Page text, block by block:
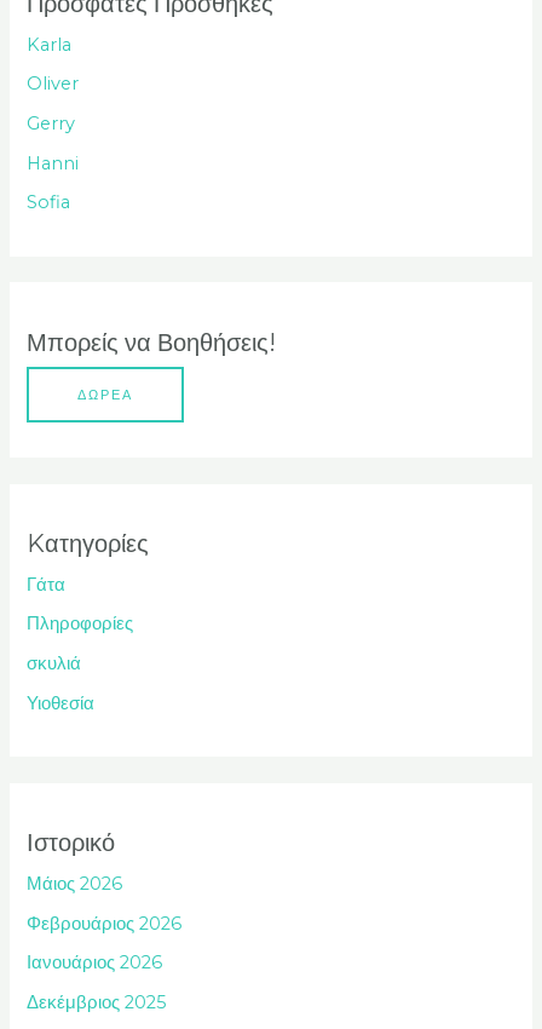
τ
γ
ι
Karla
Oliver
Gerry
Hanni
Sofia
Μπορείς να Βοηθήσεις!
ΔΩΡΕΑ
Kατηγορίες
Γάτα
Πληροφορίες
σκυλιά
Υιοθεσία
Ιστορικό
Μάιος 2026
Φεβρουάριος 2026
Ιανουάριος 2026
Δεκέμβριος 2025